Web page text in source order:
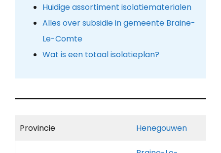
Huidige assortiment isolatiematerialen
Alles over subsidie in gemeente Braine-
Le-Comte
Wat is een totaal isolatieplan?
Provincie Henegouwen